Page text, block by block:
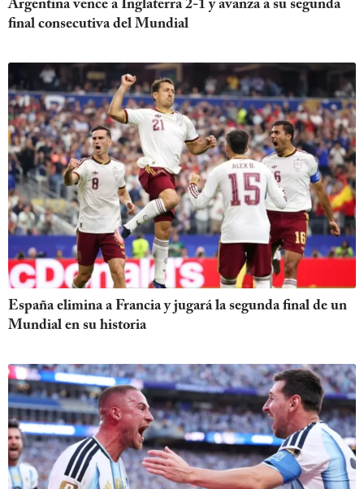
Argentina vence a Inglaterra 2-1 y avanza a su segunda
final consecutiva del Mundial
España elimina a Francia y jugará la segunda final de un
Mundial en su historia